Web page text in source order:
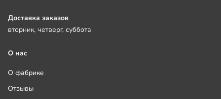
Доставка заказов
вторник, четверг, суббота
О нас
О фабрике
Отзывы